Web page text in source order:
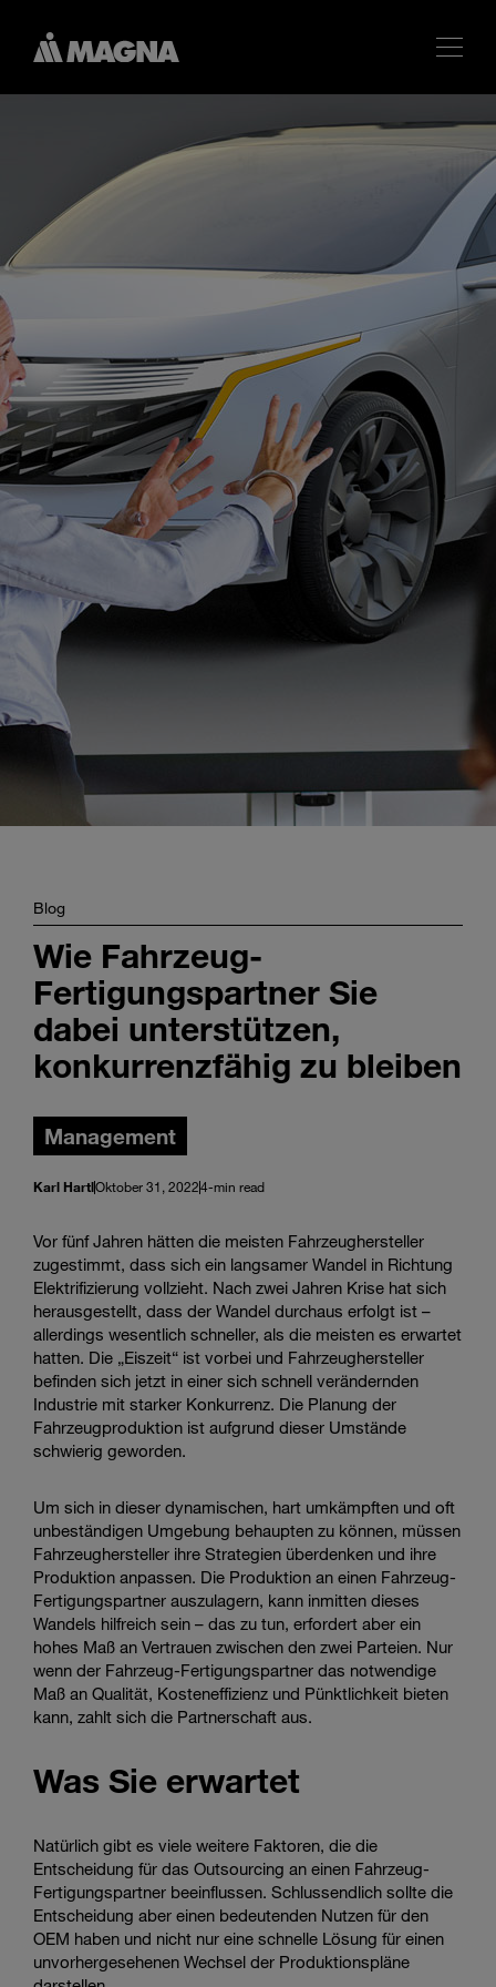
Enter
search
Suche
Blog
Wie Fahrzeug-
Fertigungspartner Sie
dabei unterstützen,
konkurrenzfähig zu bleiben
Management
Karl HartlOktober 31, 20224-min read
Vor fünf Jahren hätten die meisten Fahrzeughersteller
zugestimmt, dass sich ein langsamer Wandel in Richtung
Elektrifizierung vollzieht. Nach zwei Jahren Krise hat sich
herausgestellt, dass der Wandel durchaus erfolgt ist –
allerdings wesentlich schneller, als die meisten es erwartet
hatten. Die „Eiszeit“ ist vorbei und Fahrzeughersteller
befinden sich jetzt in einer sich schnell verändernden
Industrie mit starker Konkurrenz. Die Planung der
Fahrzeugproduktion ist aufgrund dieser Umstände
schwierig geworden.
Um sich in dieser dynamischen, hart umkämpften und oft
unbeständigen Umgebung behaupten zu können, müssen
Fahrzeughersteller ihre Strategien überdenken und ihre
Produktion anpassen. Die Produktion an einen Fahrzeug-
Fertigungspartner auszulagern, kann inmitten dieses
Wandels hilfreich sein – das zu tun, erfordert aber ein
hohes Maß an Vertrauen zwischen den zwei Parteien. Nur
wenn der Fahrzeug-Fertigungspartner das notwendige
Maß an Qualität, Kosteneffizienz und Pünktlichkeit bieten
kann, zahlt sich die Partnerschaft aus.
Was Sie erwartet
Natürlich gibt es viele weitere Faktoren, die die
Entscheidung für das Outsourcing an einen Fahrzeug-
Fertigungspartner beeinflussen. Schlussendlich sollte die
Entscheidung aber einen bedeutenden Nutzen für den
OEM haben und nicht nur eine schnelle Lösung für einen
unvorhergesehenen Wechsel der Produktionspläne